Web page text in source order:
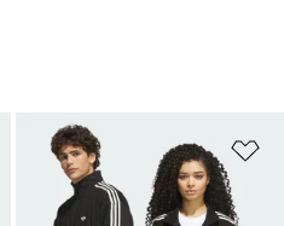
Adicionar à Lista de Desejos